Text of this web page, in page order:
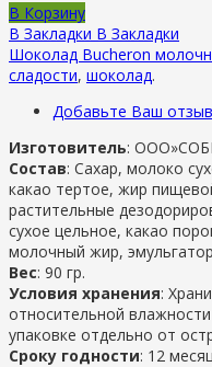
В Корзину
В Закладки В Закладки
Шоколад Bucheron
сладости, шоколад.
Добавьте Ваш отзыв
Изготовитель:
Состав: Сахар, молоко
какао тертое, жир
растительные
сухое цельное, какао
молочный жир,
Вес: 90 гр.
Условия хранения:
относительной
упаковке отдельно от
Сроку годности: 12